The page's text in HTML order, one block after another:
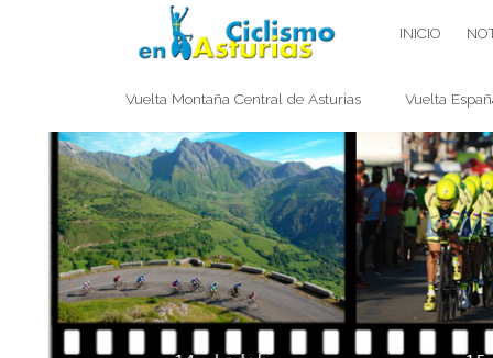
CICLISMO EN ASTURIAS INICIO
Vuelta Montaña Central de Asturias Vuelta